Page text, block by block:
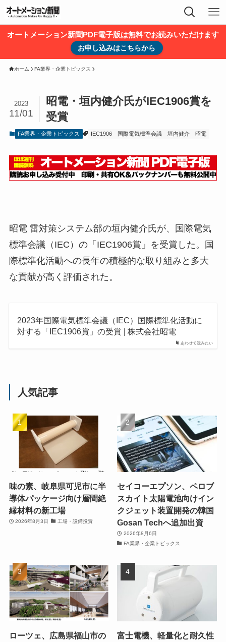
オートメーション新聞PDF電子版は無料でお読みいただけます
お申し込みはこちらから
ホーム FA業界・企業トピックス
昭電・垣内健介氏がIEC1906賞を
受賞
2023
11/01
FA業界・企業トピックス IEC1906 国際電気標準会議 垣内健介 昭電
昭電 雷対策システム部の垣内健介氏が、国際電気
標準会議（IEC）の「IEC1906賞」を受賞した。国
際標準化活動への長年の積極的な取り組みと多大
な貢献が高く評価された。
あわせて読みたい
2023年国際電気標準会議（IEC）国際標準化活動に
対する「IEC1906賞」の受賞 | 株式会社昭電
人気記事
味の素、岐阜県可児市に半
導体パッケージ向け層間絶
縁材料の新工場
2026年8月3日 工場・設備投資
セイコーエプソン、ペロブ
スカイト太陽電池向けイン
クジェット装置開発の韓国
Gosan Techへ追加出資
2026年8月6日
FA業界・企業トピックス
ローツェ、広島県福山市の
富士電機、軽量化と耐久性